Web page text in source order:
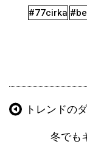
#77cirka
トレンドの
冬でも